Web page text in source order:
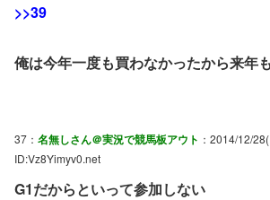
>>39
俺は今年一度も買わなかったから来年
37： 名無しさん＠実況で競馬板アウト ：2014/12/
ID:Vz8Yimyv0.net
G1だからといって参加しない